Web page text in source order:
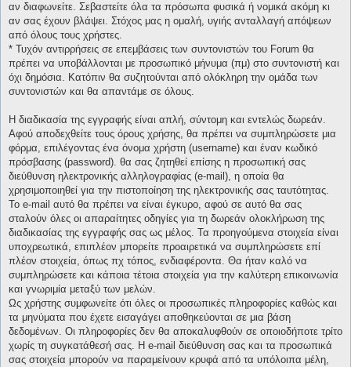
αν διαφωνείτε. Σεβαστείτε όλα τα πρόσωπα φυσικά ή νομικά ακόμη κι
αν σας έχουν βλάψει. Στόχος μας η ομαλή, υγιής ανταλλαγή απόψεων
από όλους τους χρήστες.
* Τυχόν αντιρρήσεις σε επεμβάσεις των συντονιστών του Forum θα
πρέπει να υποβάλλονται με προσωπικό μήνυμα (πμ) στο συντονιστή και
όχι δημόσια. Κατόπιν θα συζητούνται από ολόκληρη την ομάδα των
συντονιστών και θα απαντάμε σε όλους.
Η διαδικασία της εγγραφής είναι απλή, σύντομη και εντελώς δωρεάν.
Αφού αποδεχθείτε τους όρους χρήσης, θα πρέπει να συμπληρώσετε μια
φόρμα, επιλέγοντας ένα όνομα χρήστη (username) και έναν κωδικό
πρόσβασης (password). θα σας ζητηθεί επίσης η προσωπική σας
διεύθυνση ηλεκτρονικής αλληλογραφίας (e-mail), η οποία θα
χρησιμοποιηθεί για την πιστοποίηση της ηλεκτρονικής σας ταυτότητας.
Το e-mail αυτό θα πρέπει να είναι έγκυρο, αφού σε αυτό θα σας
σταλούν όλες οι απαραίτητες οδηγίες για τη δωρεάν ολοκλήρωση της
διαδικασίας της εγγραφής σας ως μέλος. Τα προηγούμενα στοιχεία είναι
υποχρεωτικά, επιπλέον μπορείτε προαιρετικά να συμπληρώσετε επί
πλέον στοιχεία, όπως πχ τόπος, ενδιαφέροντα. Θα ήταν καλό να
συμπληρώσετε και κάποια τέτοια στοιχεία για την καλύτερη επικοινωνία
και γνωριμία μεταξύ των μελών.
Ως χρήστης συμφωνείτε ότι όλες οι προσωπικές πληροφορίες καθώς και
τα μηνύματα που έχετε εισαγάγει αποθηκεύονται σε μια βάση
δεδομένων. Οι πληροφορίες δεν θα αποκαλυφθούν σε οποιοδήποτε τρίτο
χωρίς τη συγκατάθεσή σας. Η e-mail διεύθυνση σας και τα προσωπικά
σας στοιχεία μπορούν να παραμείνουν κρυφά από τα υπόλοιπα μέλη,